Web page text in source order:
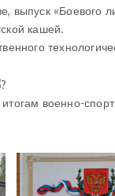
«Боевого
кашей.
военно-